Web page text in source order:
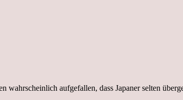
wahrscheinlich aufgefallen, dass Japaner selten